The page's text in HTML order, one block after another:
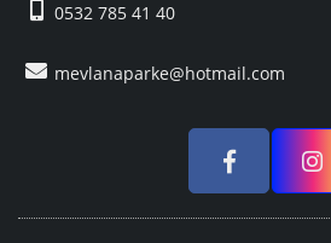
0532 785 41 40
mevlanaparke@hotmail.com